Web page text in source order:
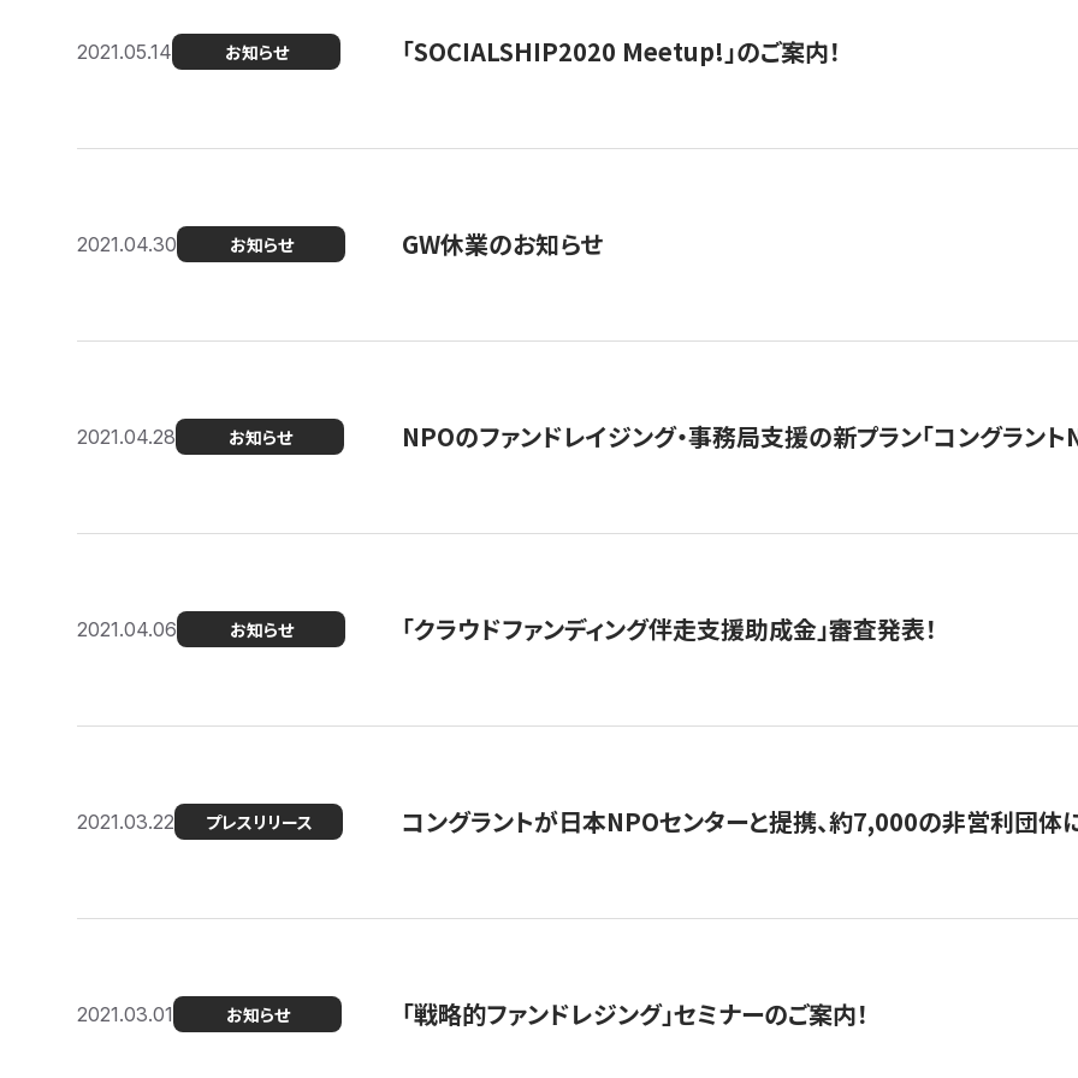
2021.05.14 お知らせ 「SOCIALSHIP2020 Meetup!」のご案内！
2021.04.30 お知らせ GW休業のお知らせ
2021.04.28 お知らせ NPOのファンドレイジング・事務局支援の新プラン「コングラント
2021.04.06 お知らせ 「クラウドファンディング伴走支援助成金」審査発表！
2021.03.22 プレスリリース コングラントが日本NPOセンターと提携、約7,000の非営利団体
2021.03.01 お知らせ 「戦略的ファンドレジング」セミナーのご案内！